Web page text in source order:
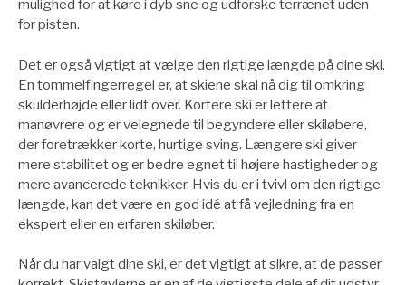
mulighed for at køre i dyb sne og udforske terrænet uden
for pisten.
Det er også vigtigt at vælge den rigtige længde på dine ski.
En tommelfingerregel er, at skiene skal nå dig til omkring
skulderhøjde eller lidt over. Kortere ski er lettere at
manøvrere og er velegnede til begyndere eller skiløbere,
der foretrækker korte, hurtige sving. Længere ski giver
mere stabilitet og er bedre egnet til højere hastigheder og
mere avancerede teknikker. Hvis du er i tvivl om den rigtige
længde, kan det være en god idé at få vejledning fra en
ekspert eller en erfaren skiløber.
Når du har valgt dine ski, er det vigtigt at sikre, at de passer